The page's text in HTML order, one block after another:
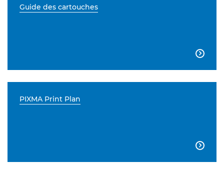
Guide des cartouches

PIXMA Print Plan
